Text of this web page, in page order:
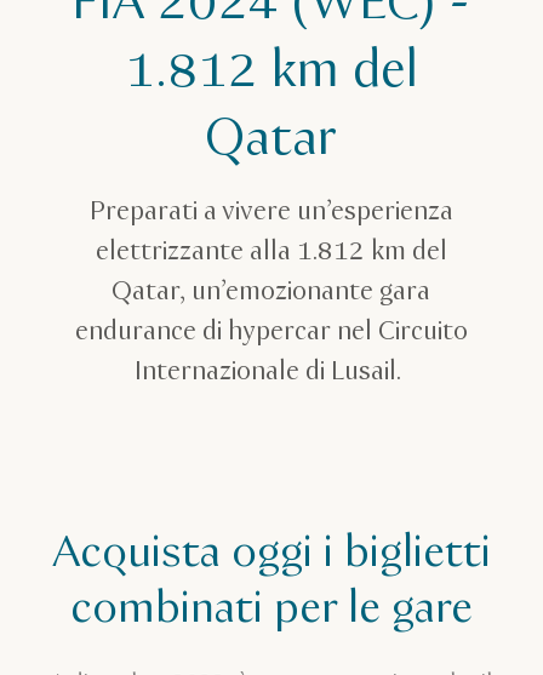
1.812 km del
Qatar
Preparati a vivere un’esperienza
elettrizzante alla 1.812 km del
Qatar, un’emozionante gara
endurance di hypercar nel Circuito
Internazionale di Lusail.
Acquista oggi i biglietti
combinati per le gare